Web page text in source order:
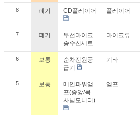
8 폐기 CD플레이어 플레이어
7 폐기
무선마이크
송수신세트
마이크류
6 보통
순차전원공
급기
기타
5 보통
메인파워앰
프(중앙/목
사님모니터)
엠프